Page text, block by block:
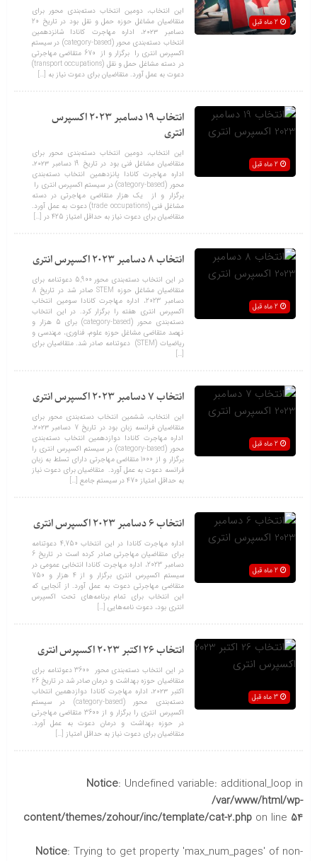
این انتخاب، دومین انتخاب دسته‌بندی محور برای
متقاضیان مشاغل حوزه حمل و نقل بود در تاریخ 20
دسامبر ۲۰۲۳، اداره مهاجرت کانادا شانزدهمین
انتخاب دسته‌بندی‌ محور (category-based) در سیستم
اکسپرس انتری را برگزار و از 670 متقاضی مهاجرتی
در دسته مشاغل حمل و نقل (transport occupations)
دعوت به عمل آورد. متقاضیان برای دعوت نیاز به […]
انتخاب 19 دسامبر 2023 اکسپرس
انتری
این انتخاب، دومین انتخاب دسته‌بندی محور برای
متقاضیان مشاغل فنی بود در تاریخ 19 دسامبر ۲۰۲۳،
اداره مهاجرت کانادا پانزدهمین انتخاب دسته‌بندی‌
محور (category-based) در سیستم اکسپرس انتری را
برگزار و از یک هزار متقاضی مهاجرتی در دسته
مشاغل فنی (trade occupations) دعوت به عمل آورد.
متقاضیان برای دعوت نیاز به حداقل امتیاز 425 در […]
انتخاب 8 دسامبر 2023 اکسپرس انتری
در این انتخاب دسته‌بندی محور 5,900 دعوتنامه برای
متقاضیان مشاغل حوزه STEM صادر شد در تاریخ 8
دسامبر 2023، اداره مهاجرت کانادا سومین انتخاب
اکسپرس انتری هفته را برگزار کرد. در این انتخاب
دسته‌بندی محور (category-based) برای 5 هزار و
نهصد متقاضی مشاغل حوزه علوم، فناوری، مهندسی و
ریاضیات (STEM) دعوتنامه صادر شد. متقاضیان برای
[…]
انتخاب 7 دسامبر 2023 اکسپرس انتری
این انتخاب، ششمین انتخاب دسته‌بندی محور برای
متقاضیان فرانسه زبان بود در تاریخ 7 دسامبر ۲۰۲۳،
اداره مهاجرت کانادا دوازدهمین انتخاب دسته‌بندی‌
محور (category-based) در سیستم اکسپرس انتری را
برگزار و از 1000 متقاضی مهاجرتی دارای تسلط به زبان
فرانسه دعوت به عمل آورد. متقاضیان برای دعوت نیاز
به حداقل امتیاز 470 در سیستم جامع […]
انتخاب 6 دسامبر 2023 اکسپرس انتری
اداره مهاجرت کانادا در این انتخاب 4,750 دعوتنامه
برای متقاضیان مهاجرتی صادر کرده است در تاریخ 6
دسامبر 2023، اداره مهاجرت کانادا انتخابی عمومی در
سیستم اکسپرس انتری برگزار و از 4 هزار و 750
متقاضی مهاجرتی دعوت به عمل آورد. از آنجایی که
این انتخاب برای تمام برنامه‌های تحت اکسپرس
انتری بود، دعوت نامه‌هایی […]
انتخاب 26 اکتبر 2023 اکسپرس انتری
در این انتخاب دسته‌بندی محور 3600 دعوتنامه برای
متقاضیان حوزه بهداشت و درمان صادر شد در تاریخ 26
اکتبر ۲۰۲۳، اداره مهاجرت کانادا دوازدهمین انتخاب
دسته‌بندی محور (category-based) در سیستم
اکسپرس انتری را برگزار و از 3600 متقاضی مهاجرتی
در حوزه بهداشت و درمان دعوت به عمل آورد.
متقاضیان برای دعوت نیاز به حداقل امتیاز […]
Notice: Undefined variable: additional_loop in
/var/www/html/wp-
content/themes/zohour/inc/template/cat-2.php on line 54
Notice: Trying to get property 'max_num_pages' of non-